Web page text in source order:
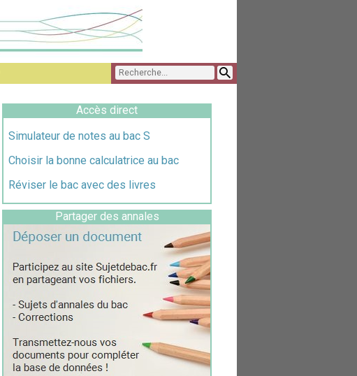
Accès direct
Simulateur de notes au bac S
Choisir la bonne calculatrice au bac
Réviser le bac avec des livres
Partager des annales